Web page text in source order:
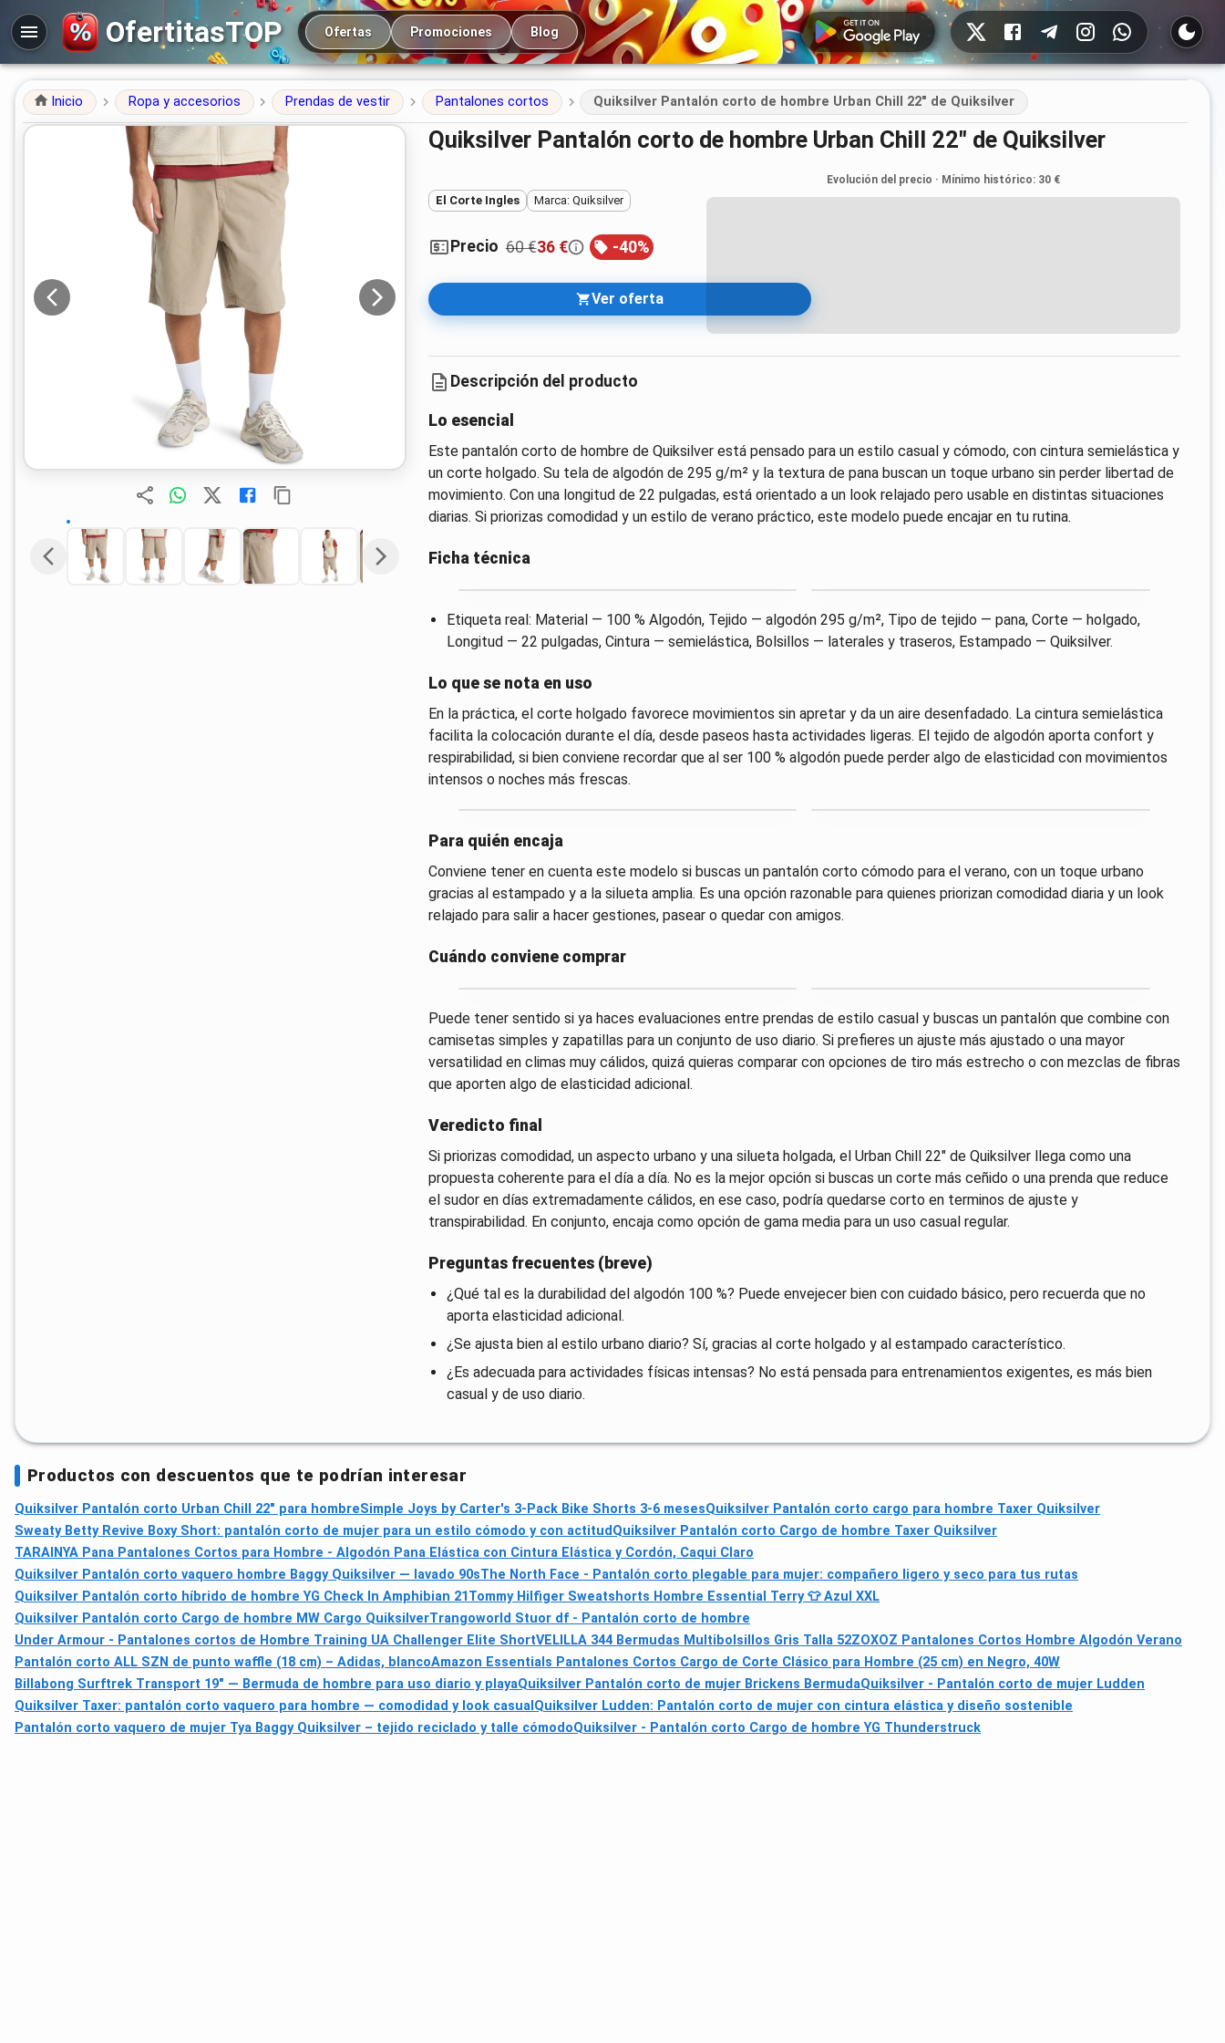
OfertitasTOP Navegación principal
Ofertas Promociones Blog
Redes sociales
Inicio Ropa y accesorios Prendas de vestir Pantalones cortos Quiksilver Pantalón corto de hombre Urban Chill 22" de Quiksilver
Quiksilver Pantalón corto de hombre Urban Chill 22" de Quiksilver
El Corte Ingles Marca: Quiksilver
Precio 60 €36 € -40%
Ver oferta
Evolución del precio · Mínimo histórico: 30 €
Descripción del producto
Lo esencial
Este pantalón corto de hombre de Quiksilver está pensado para un estilo casual y cómodo, con cintura semielástica y
un corte holgado. Su tela de algodón de 295 g/m² y la textura de pana buscan un toque urbano sin perder libertad de
movimiento. Con una longitud de 22 pulgadas, está orientado a un look relajado pero usable en distintas situaciones
diarias. Si priorizas comodidad y un estilo de verano práctico, este modelo puede encajar en tu rutina.
Ficha técnica
Etiqueta real: Material — 100 % Algodón, Tejido — algodón 295 g/m², Tipo de tejido — pana, Corte — holgado,
Longitud — 22 pulgadas, Cintura — semielástica, Bolsillos — laterales y traseros, Estampado — Quiksilver.
Lo que se nota en uso
En la práctica, el corte holgado favorece movimientos sin apretar y da un aire desenfadado. La cintura semielástica
facilita la colocación durante el día, desde paseos hasta actividades ligeras. El tejido de algodón aporta confort y
respirabilidad, si bien conviene recordar que al ser 100 % algodón puede perder algo de elasticidad con movimientos
intensos o noches más frescas.
Para quién encaja
Conviene tener en cuenta este modelo si buscas un pantalón corto cómodo para el verano, con un toque urbano
gracias al estampado y a la silueta amplia. Es una opción razonable para quienes priorizan comodidad diaria y un look
relajado para salir a hacer gestiones, pasear o quedar con amigos.
Cuándo conviene comprar
Puede tener sentido si ya haces evaluaciones entre prendas de estilo casual y buscas un pantalón que combine con
camisetas simples y zapatillas para un conjunto de uso diario. Si prefieres un ajuste más ajustado o una mayor
versatilidad en climas muy cálidos, quizá quieras comparar con opciones de tiro más estrecho o con mezclas de fibras
que aporten algo de elasticidad adicional.
Veredicto final
Si priorizas comodidad, un aspecto urbano y una silueta holgada, el Urban Chill 22" de Quiksilver llega como una
propuesta coherente para el día a día. No es la mejor opción si buscas un corte más ceñido o una prenda que reduce
el sudor en días extremadamente cálidos, en ese caso, podría quedarse corto en terminos de ajuste y
transpirabilidad. En conjunto, encaja como opción de gama media para un uso casual regular.
Preguntas frecuentes (breve)
¿Qué tal es la durabilidad del algodón 100 %? Puede envejecer bien con cuidado básico, pero recuerda que no
aporta elasticidad adicional.
¿Se ajusta bien al estilo urbano diario? Sí, gracias al corte holgado y al estampado característico.
¿Es adecuada para actividades físicas intensas? No está pensada para entrenamientos exigentes, es más bien
casual y de uso diario.
Productos con descuentos que te podrían interesar
Quiksilver Pantalón corto Urban Chill 22" para hombreSimple Joys by Carter's 3-Pack Bike Shorts 3-6 mesesQuiksilver Pantalón corto cargo para hombre Taxer Quiksilver
Sweaty Betty Revive Boxy Short: pantalón corto de mujer para un estilo cómodo y con actitudQuiksilver Pantalón corto Cargo de hombre Taxer Quiksilver
TARAINYA Pana Pantalones Cortos para Hombre - Algodón Pana Elástica con Cintura Elástica y Cordón, Caqui Claro
Quiksilver Pantalón corto vaquero hombre Baggy Quiksilver — lavado 90sThe North Face - Pantalón corto plegable para mujer: compañero ligero y seco para tus rutas
Quiksilver Pantalón corto híbrido de hombre YG Check In Amphibian 21Tommy Hilfiger Sweatshorts Hombre Essential Terry 👕 Azul XXL
Quiksilver Pantalón corto Cargo de hombre MW Cargo QuiksilverTrangoworld Stuor df - Pantalón corto de hombre
Under Armour - Pantalones cortos de Hombre Training UA Challenger Elite ShortVELILLA 344 Bermudas Multibolsillos Gris Talla 52ZOXOZ Pantalones Cortos Hombre Algodón Verano
Pantalón corto ALL SZN de punto waffle (18 cm) – Adidas, blancoAmazon Essentials Pantalones Cortos Cargo de Corte Clásico para Hombre (25 cm) en Negro, 40W
Billabong Surftrek Transport 19" — Bermuda de hombre para uso diario y playaQuiksilver Pantalón corto de mujer Brickens BermudaQuiksilver - Pantalón corto de mujer Ludden
Quiksilver Taxer: pantalón corto vaquero para hombre — comodidad y look casual Quiksilver Ludden: Pantalón corto de mujer con cintura elástica y diseño sostenible
Pantalón corto vaquero de mujer Tya Baggy Quiksilver – tejido reciclado y talle cómodoQuiksilver - Pantalón corto Cargo de hombre YG Thunderstruck